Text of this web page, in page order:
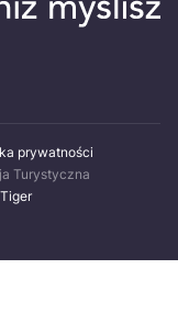
prywatności
Turystyczna